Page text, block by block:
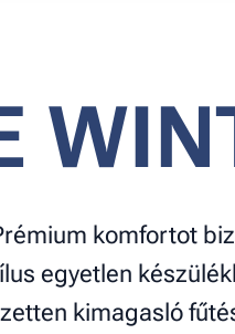
komfortot
egyetlen
kimagasló